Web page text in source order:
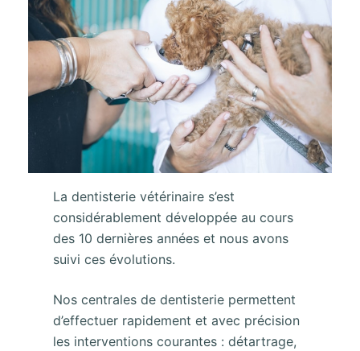
La dentisterie vétérinaire s’est
considérablement développée au cours
des 10 dernières années et nous avons
suivi ces évolutions.
Nos centrales de dentisterie permettent
d’effectuer rapidement et avec précision
les interventions courantes : détartrage,